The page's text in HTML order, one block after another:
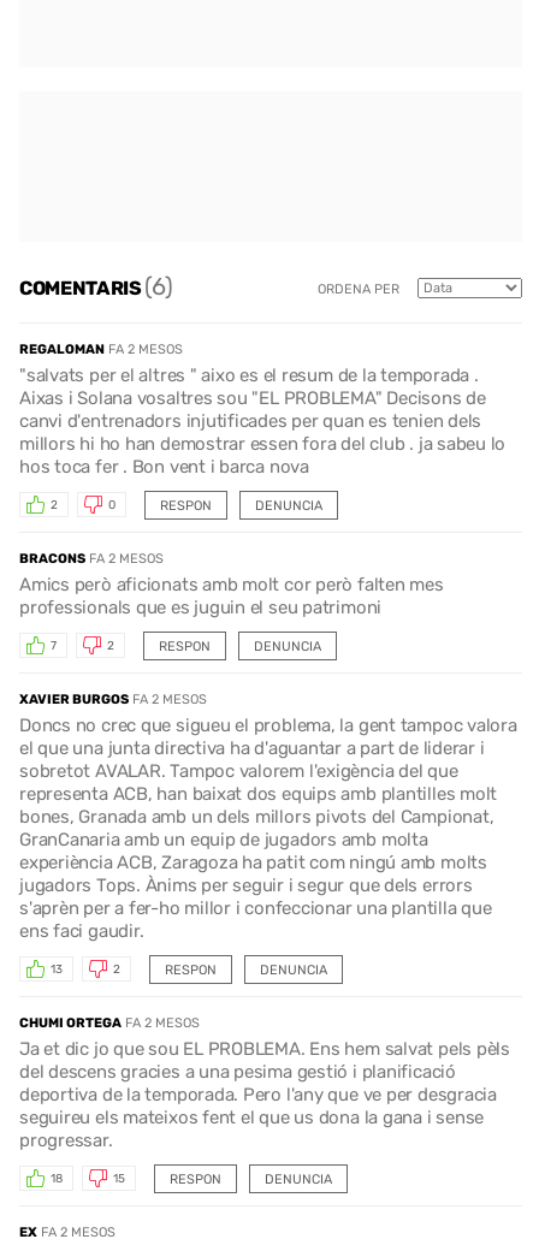
COMENTARIS(6) ORDENA PER
REGALOMAN FA 2 MESOS
"salvats per el altres " aixo es el resum de la temporada .
Aixas i Solana vosaltres sou "EL PROBLEMA" Decisons de
canvi d'entrenadors injutificades per quan es tenien dels
millors hi ho han demostrar essen fora del club . ja sabeu lo
hos toca fer . Bon vent i barca nova
RESPON
2 0 DENUNCIA
BRACONS FA 2 MESOS
Amics però aficionats amb molt cor però falten mes
professionals que es juguin el seu patrimoni
RESPON
7 2 DENUNCIA
XAVIER BURGOS FA 2 MESOS
Doncs no crec que sigueu el problema, la gent tampoc valora
el que una junta directiva ha d'aguantar a part de liderar i
sobretot AVALAR. Tampoc valorem l'exigència del que
representa ACB, han baixat dos equips amb plantilles molt
bones, Granada amb un dels millors pivots del Campionat,
GranCanaria amb un equip de jugadors amb molta
experiència ACB, Zaragoza ha patit com ningú amb molts
jugadors Tops. Ànims per seguir i segur que dels errors
s'aprèn per a fer-ho millor i confeccionar una plantilla que
ens faci gaudir.
RESPON
13 2 DENUNCIA
CHUMI ORTEGA FA 2 MESOS
Ja et dic jo que sou EL PROBLEMA. Ens hem salvat pels pèls
del descens gracies a una pesima gestió i planificació
deportiva de la temporada. Pero l'any que ve per desgracia
seguireu els mateixos fent el que us dona la gana i sense
progressar.
RESPON
18 15 DENUNCIA
EX FA 2 MESOS